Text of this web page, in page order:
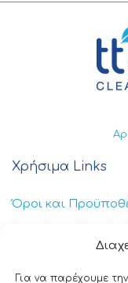
Για να παρέχουμε
Χρήσιμα Links
Όροι και
Πολιτική
Πολιτική Cookies